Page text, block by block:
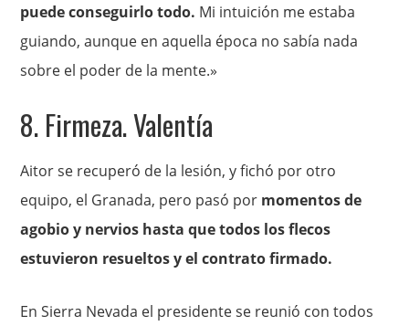
puede conseguirlo todo. Mi intuición me estaba
guiando, aunque en aquella época no sabía nada
sobre el poder de la mente.»
8. Firmeza. Valentía
Aitor se recuperó de la lesión, y fichó por otro
equipo, el Granada, pero pasó por momentos de
agobio y nervios hasta que todos los flecos
estuvieron resueltos y el contrato firmado.
En Sierra Nevada el presidente se reunió con todos